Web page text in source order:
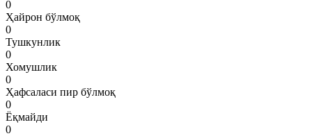
0
Ҳайрон бўлмоқ
0
Тушкунлик
0
Хомушлик
0
Ҳафсаласи пир бўлмоқ
0
Ёқмайди
0